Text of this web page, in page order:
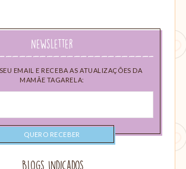
Newsletter
EMAIL E RECEBA AS ATUALIZAÇÕES DA
MAMÃE TAGARELA:
Blogs Indicados